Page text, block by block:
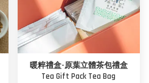
暖粹禮盒-原葉立體茶包禮盒
Tea Gift Pack Tea Bag